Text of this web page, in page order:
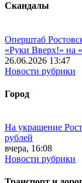
Скандалы
Оперштаб
«Руки Вверх!» на
26.06.2026 13:47
Новости рубрики
Город
На украшение
рублей
вчера, 16:08
Новости рубрики